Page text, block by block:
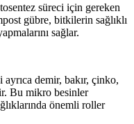
süreci için gereken
gübre, bitkilerin sağlıklı
sağlar.
demir, bakır, çinko,
Bu mikro besinler
önemli roller